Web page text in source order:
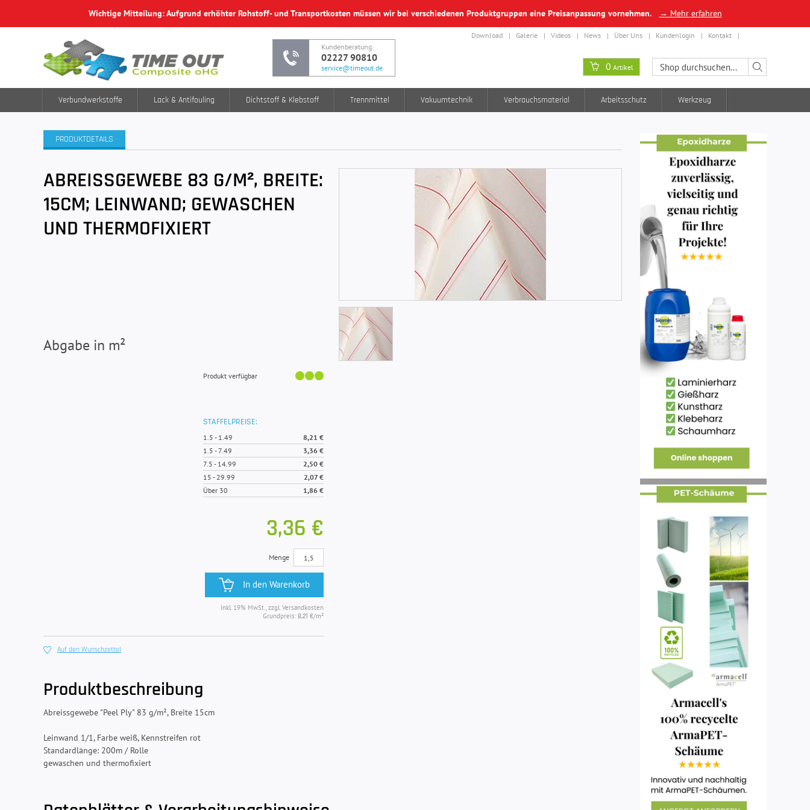
Wichtige Mitteilung: Aufgrund erhöhter Rohstoff- und Transportkosten müssen wir bei verschiedenen Produktgruppen eine Preisanpassung vornehmen. → Mehr erfahren
Kundenberatung:
02227 90810
service@timeout.de
Download Galerie Videos News Über Uns Kundenlogin Kontakt
0 Artikel
Verbundwerkstoffe Lack & Antifouling Dichtstoff & Klebstoff Trennmittel Vakuumtechnik Verbrauchsmaterial Arbeitsschutz Werkzeug
PRODUKTDETAILS
ABREISSGEWEBE 83 G/M², BREITE:
15CM; LEINWAND; GEWASCHEN
UND THERMOFIXIERT
Abgabe in m²
Produkt verfügbar
STAFFELPREISE:
1.5 - 1.49
8,21 €
1.5 -7.49
3,36 €
7.5 - 14.99
2,50 €
15 -29.99
2,07 €
Über 30
1,86 €
3,36 €
Menge
In den Warenkorb
Inkl. 19% MwSt., zzgl. Versandkosten
Grundpreis: 8,21 €/m²
Auf den Wunschzettel
Produktbeschreibung
Abreissgewebe "Peel Ply" 83 g/m², Breite 15cm
Leinwand 1/1, Farbe weiß, Kennstreifen rot
Standardlänge: 200m / Rolle
gewaschen und thermofixiert